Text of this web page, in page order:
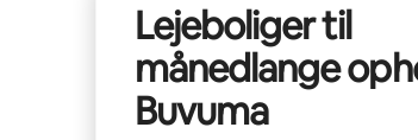
Lejeboliger til
månedlange
Buvuma